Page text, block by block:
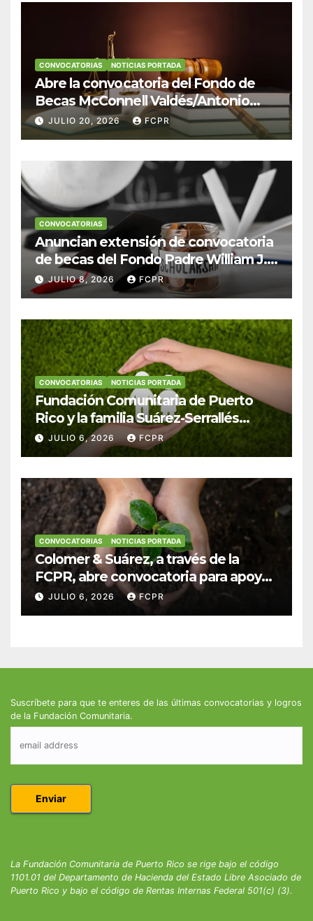
CONVOCATORIAS NOTICIAS PORTADA
Abre la convocatoria del Fondo de
Becas McConnell Valdés/Antonio
Escudero Viera para estudiantes de
Derecho en Puerto Rico
JULIO 20, 2026 FCPR
CONVOCATORIAS
Anuncian extensión de convocatoria
de becas del Fondo Padre William J.
Hendricks, SJ para estudiantes del
Colegio San Ignacio
JULIO 8, 2026 FCPR
CONVOCATORIAS NOTICIAS PORTADA
Fundación Comunitaria de Puerto
Rico y la familia Suárez-Serrallés
anuncian convocatoria para
fortalecer hogares y albergues
JULIO 6, 2026 FCPR
CONVOCATORIAS NOTICIAS PORTADA
Colomer & Suárez, a través de la
FCPR, abre convocatoria para apoyar
proyectos de seguridad alimentaria
JULIO 6, 2026 FCPR
Suscríbete para que te enteres de las últimas convocatorias y logros
de la Fundación Comunitaria.
La Fundación Comunitaria de Puerto Rico se rige bajo el código
1101.01 del Departamento de Hacienda del Estado Libre Asociado de
Puerto Rico y bajo el código de Rentas Internas Federal 501(c) (3).